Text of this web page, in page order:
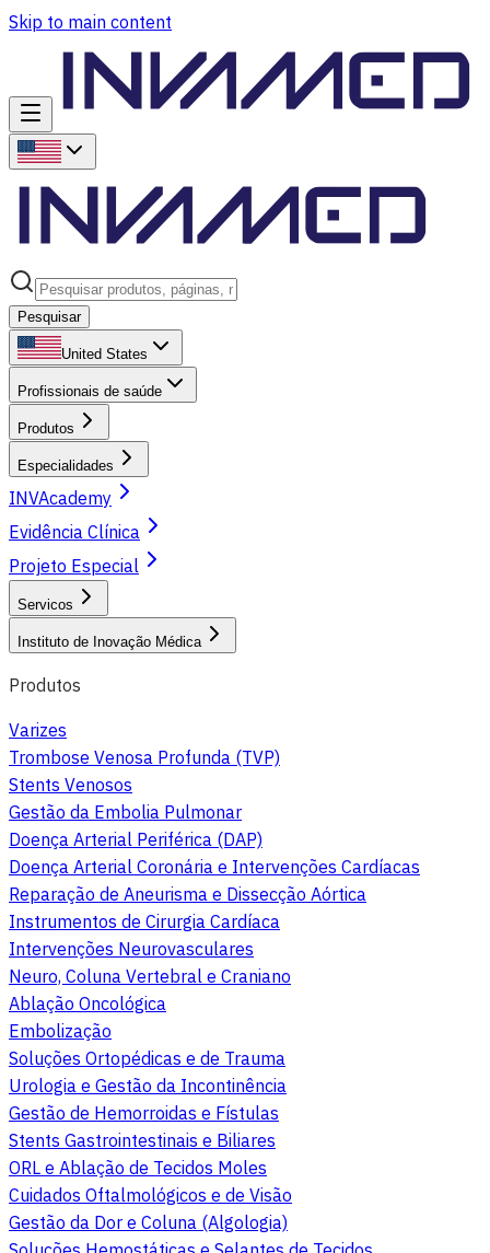
Skip to main content
Pesquisar
United States
Profissionais de saúde
Produtos
Especialidades
INVAcademy
Evidência Clínica
Projeto Especial
Servicos
Instituto de Inovação Médica
Produtos
Varizes
Trombose Venosa Profunda (TVP)
Stents Venosos
Gestão da Embolia Pulmonar
Doença Arterial Periférica (DAP)
Doença Arterial Coronária e Intervenções Cardíacas
Reparação de Aneurisma e Dissecção Aórtica
Instrumentos de Cirurgia Cardíaca
Intervenções Neurovasculares
Neuro, Coluna Vertebral e Craniano
Ablação Oncológica
Embolização
Soluções Ortopédicas e de Trauma
Urologia e Gestão da Incontinência
Gestão de Hemorroidas e Fístulas
Stents Gastrointestinais e Biliares
ORL e Ablação de Tecidos Moles
Cuidados Oftalmológicos e de Visão
Gestão da Dor e Coluna (Algologia)